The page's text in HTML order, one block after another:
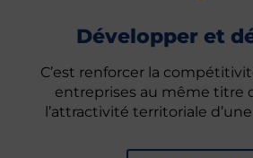
Développer et
C’est renforcer la
entreprises au même titre
l’attractivité territoriale